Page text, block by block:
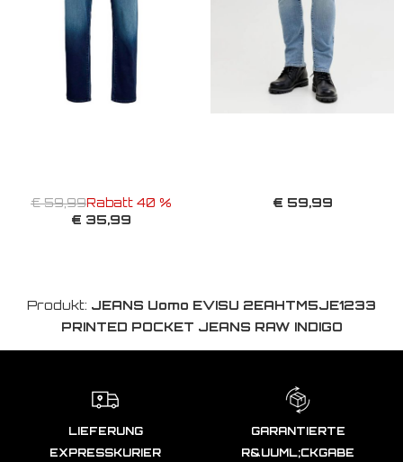
€ 59,99Rabatt 40 %
€ 35,99
€ 59,99
Produkt: JEANS Uomo EVISU 2EAHTM5JE1233
PRINTED POCKET JEANS RAW INDIGO
LIEFERUNG
EXPRESSKURIER
GARANTIERTE
R&UUML;CKGABE